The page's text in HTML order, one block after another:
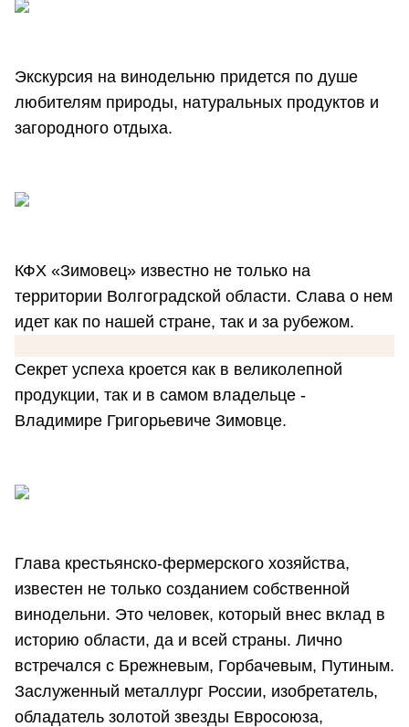
Экскурсия на винодельню придется по душе
любителям природы, натуральных продуктов и
загородного отдыха.
КФХ «Зимовец» известно не только на
территории Волгоградской области. Слава о нем
идет как по нашей стране, так и за рубежом.
Секрет успеха кроется как в великолепной
продукции, так и в самом владельце -
Владимире Григорьевиче Зимовце.
Глава крестьянско-фермерского хозяйства,
известен не только созданием собственной
винодельни. Это человек, который внес вклад в
историю области, да и всей страны. Лично
встречался с Брежневым, Горбачевым, Путиным.
Заслуженный металлург России, изобретатель,
обладатель золотой звезды Евросоюза,